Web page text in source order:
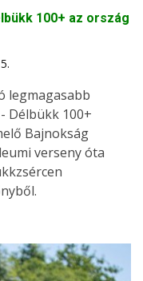
100+ az ország
legmagasabb
Délbükk 100+
Bajnokság
verseny óta